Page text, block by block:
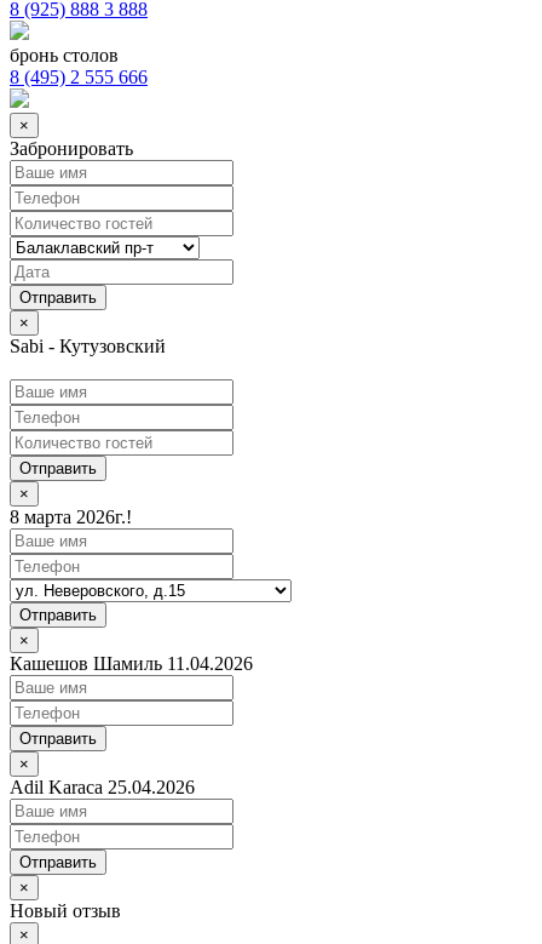
8 (925) 888 3 888
бронь столов
8 (495) 2 555 666
×
Забронировать
×
Sabi - Кутузовский
Отправить
×
8 марта 2026г.!
Отправить
×
Кашешов Шамиль 11.04.2026
Отправить
×
Adil Karaca 25.04.2026
Отправить
×
Новый отзыв
×